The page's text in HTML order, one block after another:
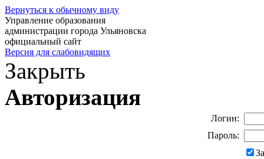
Вернуться к обычному виду
Управление образования
администрации города Ульяновска
официальный сайт
Версия для слабовидящих
Закрыть
Авторизация
Логин:
Пароль: